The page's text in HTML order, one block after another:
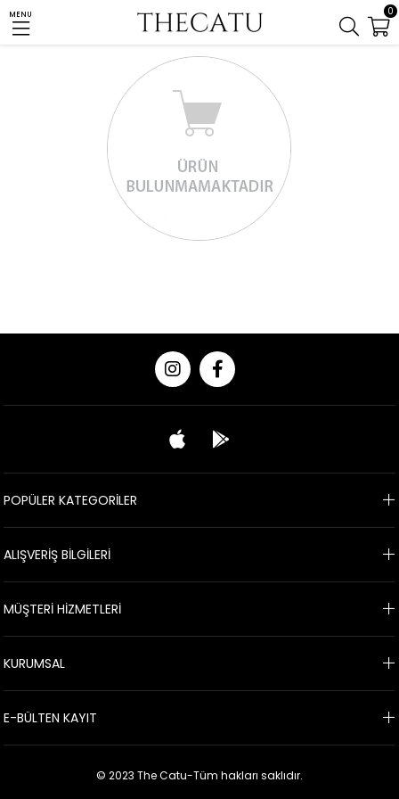
MENU 0
POPÜLER KATEGORİLER
ALIŞVERİŞ BİLGİLERİ
MÜŞTERİ HİZMETLERİ
KURUMSAL
E-BÜLTEN KAYIT
© 2023 The Catu-Tüm hakları saklıdır.